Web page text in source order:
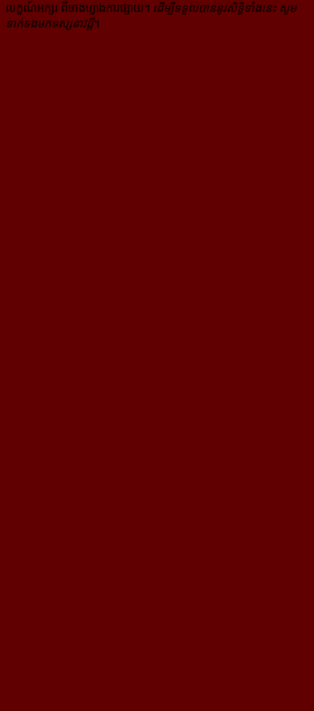
លក្ខណ៍​អក្សរ​ ពី​ចាងហ្វាង​ការ​ផ្សាយ​។ ដើម្បី​ទទួល​បាននូវសិទ្ធិ​ទាំងនេះ សូម​
ទាក់​ទង​មក​ទស្សនាវដ្ដី។